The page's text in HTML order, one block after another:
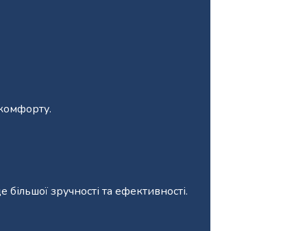
зручності та ефективності.